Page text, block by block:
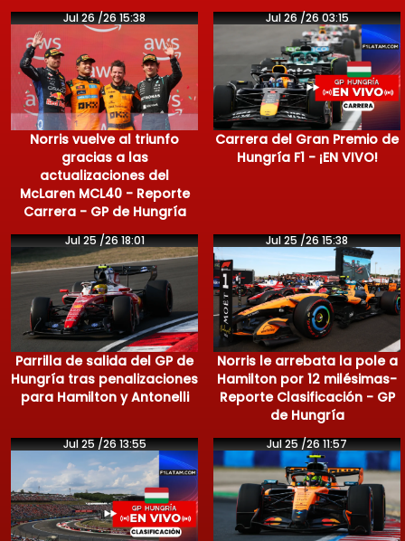
Jul 26 /26 15:38
Norris vuelve al triunfo
gracias a las
actualizaciones del
McLaren MCL40 - Reporte
Carrera - GP de Hungría
Jul 26 /26 03:15
Carrera del Gran Premio de
Hungría F1 - ¡EN VIVO!
Jul 25 /26 18:01
Parrilla de salida del GP de
Hungría tras penalizaciones
para Hamilton y Antonelli
Jul 25 /26 15:38
Norris le arrebata la pole a
Hamilton por 12 milésimas-
Reporte Clasificación - GP
de Hungría
Jul 25 /26 13:55 Jul 25 /26 11:57